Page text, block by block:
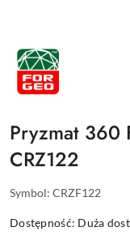
NAZWA
PRODUCENTA:
FORGEO
Pryzmat 360
CRZ122
Symbol: CRZF122
Dostępność: Duża